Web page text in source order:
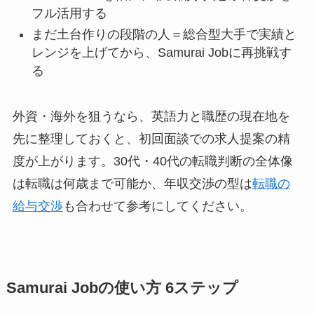
フル活用する
まだ土台作りの段階の人＝総合型大手で実績と
レンジを上げてから、Samurai Jobに再挑戦す
る
外資・海外を狙うなら、英語力と職歴の現在地を
先に整理しておくと、初回面談での求人提案の精
度が上がります。30代・40代の転職判断の全体像
は転職は何歳まで可能か、年収交渉の型は転職の
給与交渉も合わせて参考にしてください。
Samurai Jobの使い方 6ステップ